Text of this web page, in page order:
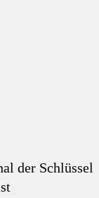
der Schlüssel